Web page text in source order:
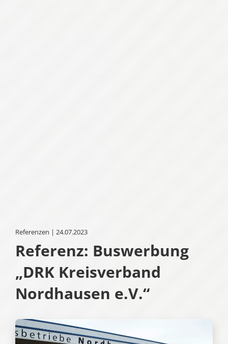
Referenzen | 24.07.2023
Referenz: Buswerbung
„DRK Kreisverband
Nordhausen e.V.“